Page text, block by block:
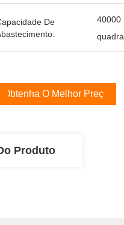
De
40000
Obtenha O Melhor Preço
Produto